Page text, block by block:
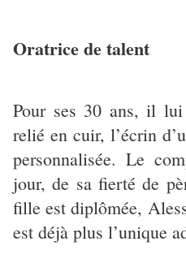
Oratrice de talent
Pour ses 30 ans, il
relié en cuir, l’écrin
personnalisée. Le
jour, de sa fierté de
fille est diplômée,
est déjà plus l’unique